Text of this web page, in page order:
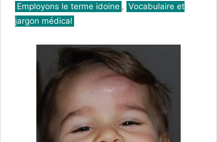
Catégories
Employons le terme idoine , Vocabulaire et
jargon médical